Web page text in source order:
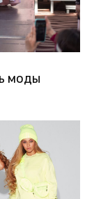
моды